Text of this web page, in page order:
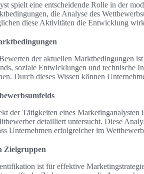
spielt eine entscheidende Rolle in der
die Analyse des
diese Aktivitäten die Entwicklung
der aktuellen Marktbedingungen
soziale Entwicklungen und technische
Durch dieses Wissen können
der Tätigkeiten eines Marketinganalysten
detailliert untersucht. Diese
Unternehmen erfolgreicher im
Zielgruppen
ist für effektive